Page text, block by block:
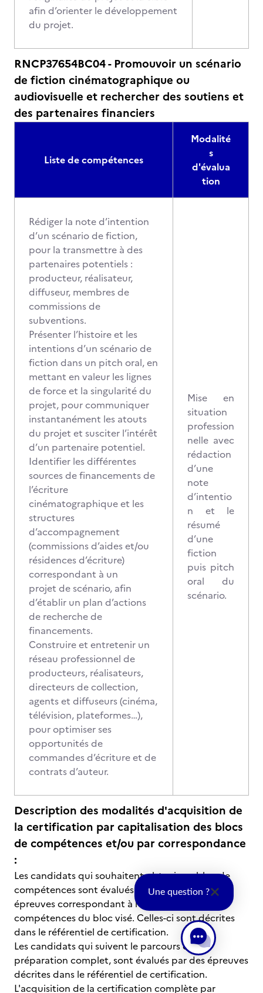
afin d’orienter le développement
du projet.
RNCP37654BC04 - Promouvoir un scénario
de fiction cinématographique ou
audiovisuelle et rechercher des soutiens et
des partenaires financiers
Liste de compétences
Modalité
s
d'évalua
tion
Rédiger la note d’intention
d’un scénario de fiction,
pour la transmettre à des
partenaires potentiels :
producteur, réalisateur,
diffuseur, membres de
commissions de
subventions.
Présenter l’histoire et les
intentions d’un scénario de
fiction dans un pitch oral, en
mettant en valeur les lignes
de force et la singularité du
projet, pour communiquer
instantanément les atouts
du projet et susciter l’intérêt
d’un partenaire potentiel.
Identifier les différentes
sources de financements de
l’écriture
cinématographique et les
structures
d’accompagnement
(commissions d’aides et/ou
résidences d’écriture)
correspondant à un
projet de scénario, afin
d’établir un plan d’actions
de recherche de
financements.
Construire et entretenir un
réseau professionnel de
producteurs, réalisateurs,
directeurs de collection,
agents et diffuseurs (cinéma,
télévision, plateformes…),
pour optimiser ses
opportunités de
commandes d’écriture et de
contrats d’auteur.
Mise en
situation
profession
nelle avec
rédaction
d’une
note
d’intentio
n et le
résumé
d’une
fiction
puis pitch
oral du
scénario.
Description des modalités d'acquisition de
la certification par capitalisation des blocs
de compétences et/ou par correspondance
:
Les candidats qui souhaitent obtenir un bloc de
compétences sont évalués par des
épreuves correspondant à l’évaluation des
compétences du bloc visé. Celles-ci sont décrites
dans le référentiel de certification.
Les candidats qui suivent le parcours de
préparation complet, sont évalués par des épreuves
décrites dans le référentiel de certification.
L'acquisition de la certification complète par
Une question ?